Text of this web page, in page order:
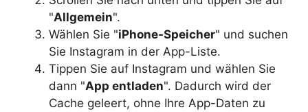
"Allgemein".
Wählen Sie "iPhone-Speicher" und suchen
Sie Instagram in der App-Liste.
Tippen Sie auf Instagram und wählen Sie
dann "App entladen". Dadurch wird der
Cache geleert, ohne Ihre App-Daten zu